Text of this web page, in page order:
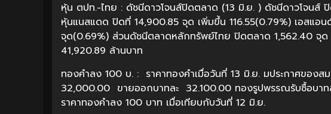
หุ้น ตปท.-ไทย : ดัชนีดาวโจนส์ปิดตลาด (13 มิ.ย. ) ดัชนีดาวโจนส์
หุ้นแนสแดด ปิดที่ 14,900.85 จุด เพิ่มขึ้น 116.55(0.79%) เอสแ
จุด(0.69%) ส่วนดัชนีตลาดหลักทรัพย์ไทย ปิดตลาด 1,562.40 จุด
41,920.89 ล้านบาท
ทองคำลง 100 บ. : ราคาทองคำเมื่อวันที่ 13 มิ.ย. มประกาศของส
32,000.00 ขายออกบาทละ 32.100.00 ทองรูปพรรณรับซื้อบาท
ราคาทองคำลง 100 บาท เมื่อเทียบกับวันที่ 12 มิ.ย.